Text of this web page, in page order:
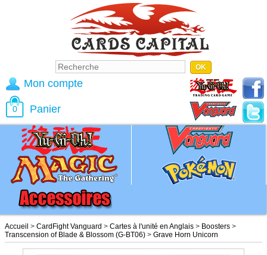
Accueil > CardFight Vanguard > Cartes à l'unité en Anglais > Boosters >
Transcension of Blade & Blossom (G-BT06) > Grave Horn Unicorn
Mon compte
0 Panier